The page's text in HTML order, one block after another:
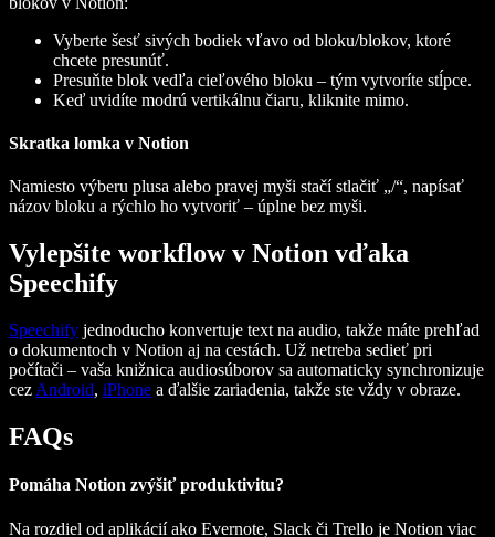
Vyberte šesť sivých bodiek vľavo od bloku/blokov, ktoré
chcete presunúť.
Presuňte blok vedľa cieľového bloku – tým vytvoríte stĺpce.
Keď uvidíte modrú vertikálnu čiaru, kliknite mimo.
Skratka lomka v Notion
Namiesto výberu plusa alebo pravej myši stačí stlačiť „/“, napísať
názov bloku a rýchlo ho vytvoriť – úplne bez myši.
Vylepšite workflow v Notion vďaka
Speechify
Speechify jednoducho konvertuje text na audio, takže máte prehľad
o dokumentoch v Notion aj na cestách. Už netreba sedieť pri
počítači – vaša knižnica audiosúborov sa automaticky synchronizuje
cez Android, iPhone a ďalšie zariadenia, takže ste vždy v obraze.
FAQs
Pomáha Notion zvýšiť produktivitu?
Na rozdiel od aplikácií ako Evernote, Slack či Trello je Notion viac